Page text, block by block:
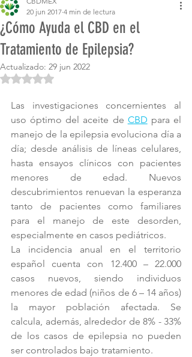
¿Cómo Ayuda el CBD en el
Tratamiento de Epilepsia?
20 jun 2017 4 min de lectura
Actualizado: 29 jun 2022
Obtuvo NaN de 5 estrellas.
Las investigaciones concernientes al
uso óptimo del aceite de CBD para el
manejo de la epilepsia evoluciona día a
día; desde análisis de líneas celulares,
hasta ensayos clínicos con pacientes
menores de edad. Nuevos
descubrimientos renuevan la esperanza
tanto de pacientes como familiares
para el manejo de este desorden,
especialmente en casos pediátricos.
La incidencia anual en el territorio
español cuenta con 12.400 – 22.000
casos nuevos, siendo individuos
menores de edad (niños de 6 – 14 años)
la mayor población afectada. Se
calcula, además, alrededor de 8% - 33%
de los casos de epilepsia no pueden
ser controlados bajo tratamiento.